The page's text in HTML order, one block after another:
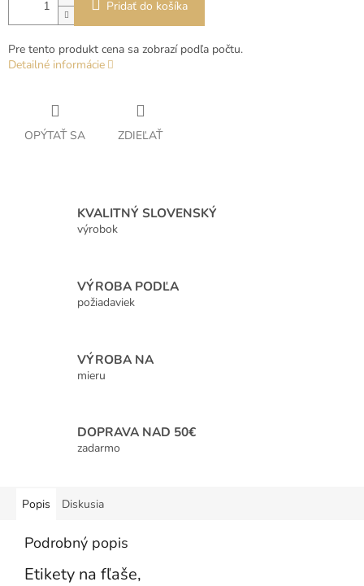
Pridať do košíka
Pre tento produkt cena sa zobrazí podľa počtu.
Detailné informácie
OPÝTAŤ SA ZDIEĽAŤ
KVALITNÝ SLOVENSKÝ
výrobok
VÝROBA PODĽA
požiadaviek
VÝROBA NA
mieru
DOPRAVA NAD 50€
zadarmo
Popis Diskusia
Podrobný popis
Etikety na fľaše,